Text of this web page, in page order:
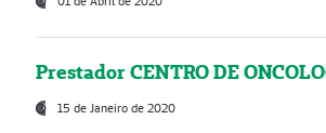
Prestador CENTRO DE
15 de Janeiro de 2020